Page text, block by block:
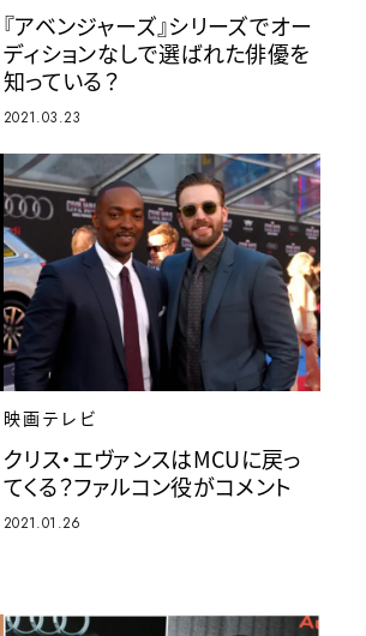
『アベンジャーズ』シリーズでオー
ディションなしで選ばれた俳優を
知っている？
2021.03.23
映画テレビ
クリス・エヴァンスはMCUに戻っ
てくる？ファルコン役がコメント
2021.01.26